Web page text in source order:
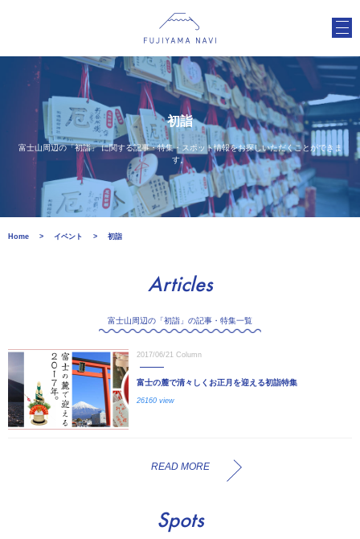
初詣
富士山周辺の「初詣」 に関する記事・特集・スポット情報をお探しいただくことができま
す。
Home イベント 初詣
Articles
富士山周辺の「初詣」の記事・特集一覧
2017/06/21 Column
富士の麓で清々しくお正月を迎える初詣特集
26160 view
READ MORE
Spots